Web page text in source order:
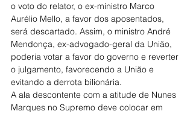
o voto do relator, o ex-ministro Marco
Aurélio Mello, a favor dos aposentados,
será descartado. Assim, o ministro André
Mendonça, ex-advogado-geral da União,
poderia votar a favor do governo e reverter
o julgamento, favorecendo a União e
evitando a derrota bilionária.
A ala descontente com a atitude de Nunes
Marques no Supremo deve colocar em